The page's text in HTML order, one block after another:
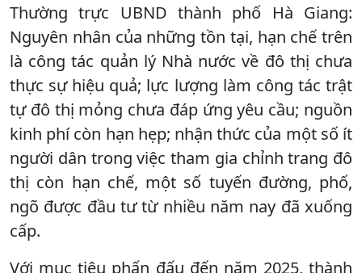
Thường trực UBND thành phố Hà Giang:
Nguyên nhân của những tồn tại, hạn chế trên
là công tác quản lý Nhà nước về đô thị chưa
thực sự hiệu quả; lực lượng làm công tác trật
tự đô thị mỏng chưa đáp ứng yêu cầu; nguồn
kinh phí còn hạn hẹp; nhận thức của một số ít
người dân trong việc tham gia chỉnh trang đô
thị còn hạn chế, một số tuyến đường, phố,
ngõ được đầu tư từ nhiều năm nay đã xuống
cấp.
Với mục tiêu phấn đấu đến năm 2025, thành